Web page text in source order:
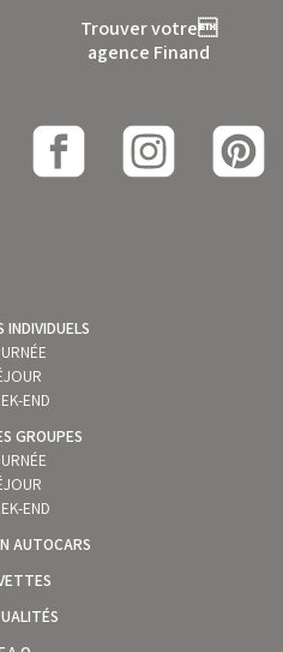
Trouver votre
agence Finand
INDIVIDUELS
END
GROUPES
END
AUTOCARS